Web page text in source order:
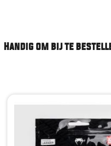
Handig om bij te